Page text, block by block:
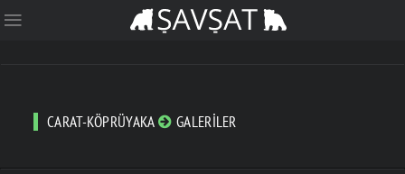
CARAT-KÖPRÜYAKA GALERILER